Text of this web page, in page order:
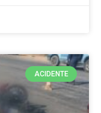
ACIDENTE